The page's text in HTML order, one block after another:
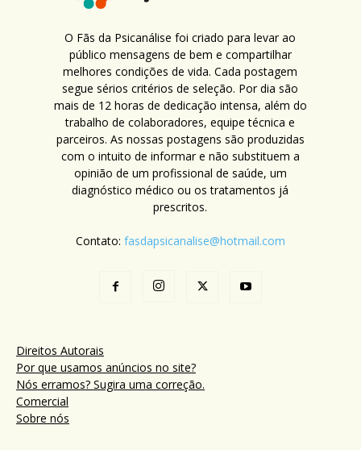
O Fãs da Psicanálise foi criado para levar ao
público mensagens de bem e compartilhar
melhores condições de vida. Cada postagem
segue sérios critérios de seleção. Por dia são
mais de 12 horas de dedicação intensa, além do
trabalho de colaboradores, equipe técnica e
parceiros. As nossas postagens são produzidas
com o intuito de informar e não substituem a
opinião de um profissional de saúde, um
diagnóstico médico ou os tratamentos já
prescritos.
Contato: fasdapsicanalise@hotmail.com
Direitos Autorais
Por que usamos anúncios no site?
Nós erramos? Sugira uma correção.
Comercial
Sobre nós